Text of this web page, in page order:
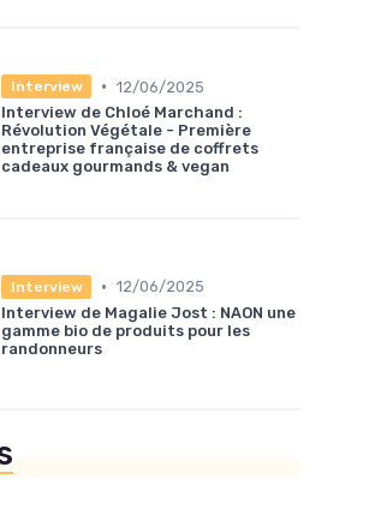
Interview • 12/06/2025
Interview de Chloé Marchand :
Révolution Végétale - Première
entreprise française de coffrets
cadeaux gourmands & vegan
Interview • 12/06/2025
Interview de Magalie Jost : NAON une
gamme bio de produits pour les
randonneurs